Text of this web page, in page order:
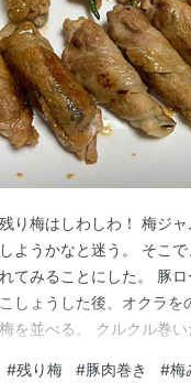
り梅はしわしわ！ 梅ジ
ようかなと迷う。 そこ
てみることにした。 豚
しょうした後、オクラを
を並べる。 クルクル巻い
#残り梅 #豚肉巻き #梅